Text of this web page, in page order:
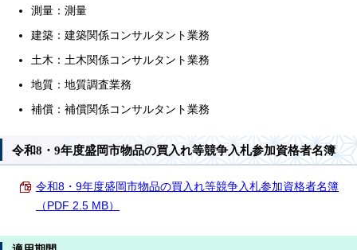
測量：測量
建築：建築関係コンサルタント業務
土木：土木関係コンサルタント業務
地質：地質調査業務
補償：補償関係コンサルタント業務
令和8・9年度盛岡市物品の買入れ等競争入札参加資格者名簿
令和8・9年度盛岡市物品の買入れ等競争入札参加資格者名簿
（PDF 2.5 MB）